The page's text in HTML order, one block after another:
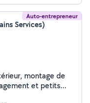
Auto-entrepreneur
Services)
montage de
et petits